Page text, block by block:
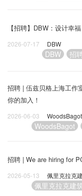
【招聘】DBW：设计幸
2026-07-17 DBW
DBW 招
招聘 | 伍兹贝格上海工作
你的加入！
2026-06-03 WoodsBagot
WoodsBagot
招聘 | We are hiring for
2026-05-13 佩里克拉克
佩里克拉克建